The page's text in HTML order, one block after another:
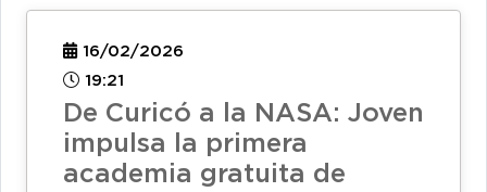
16/02/2026
19:21
De Curicó a la NASA: Joven
impulsa la primera
academia gratuita de